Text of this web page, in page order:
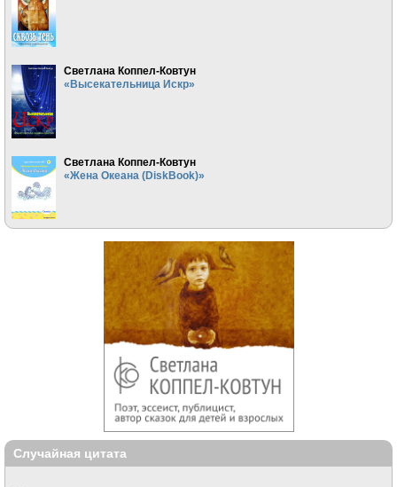
Светлана Коппел-Ковтун
«Высекательница Искр»
Светлана Коппел-Ковтун
«Жена Океана (DiskBook)»
Случайная цитата